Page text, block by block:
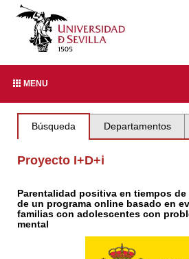
MENU
Búsqueda Departamentos
Proyecto I+D+i
Parentalidad positiva en tiempos
de un programa online basado en
familias con adolescentes con
mental